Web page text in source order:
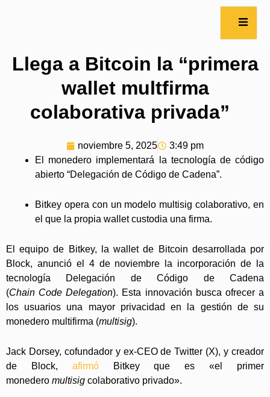
Llega a Bitcoin la “primera
wallet multfirma
colaborativa privada”
noviembre 5, 2025
3:49 pm
El monedero implementará la tecnología de código
abierto “Delegación de Código de Cadena”.
Bitkey opera con un modelo multisig colaborativo, en
el que la propia wallet custodia una firma.
El equipo de Bitkey, la wallet de Bitcoin desarrollada por
Block, anunció el 4 de noviembre la incorporación de la
tecnología Delegación de Código de Cadena
(Chain Code Delegation). Esta innovación busca ofrecer a
los usuarios una mayor privacidad en la gestión de su
monedero multifirma (multisig).
Jack Dorsey, cofundador y ex-CEO de Twitter (X), y creador
de Block, afirmóBitkey que es «el primer
monedero multisig colaborativo privado».